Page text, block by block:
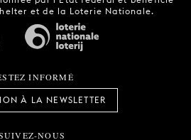
et de la Loterie Nationale.
INFORMÉ
À LA NEWSLETTER
NOUS